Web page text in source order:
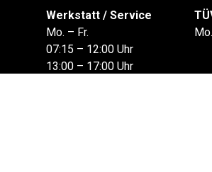
Werkstatt / Service
Mo. – Fr.
07:15 – 12:00 Uhr
13:00 – 17:00 Uhr